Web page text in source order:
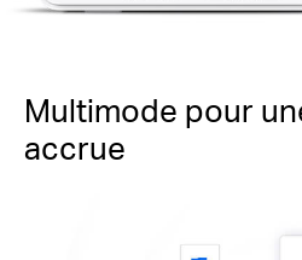
Multimode pour
accrue